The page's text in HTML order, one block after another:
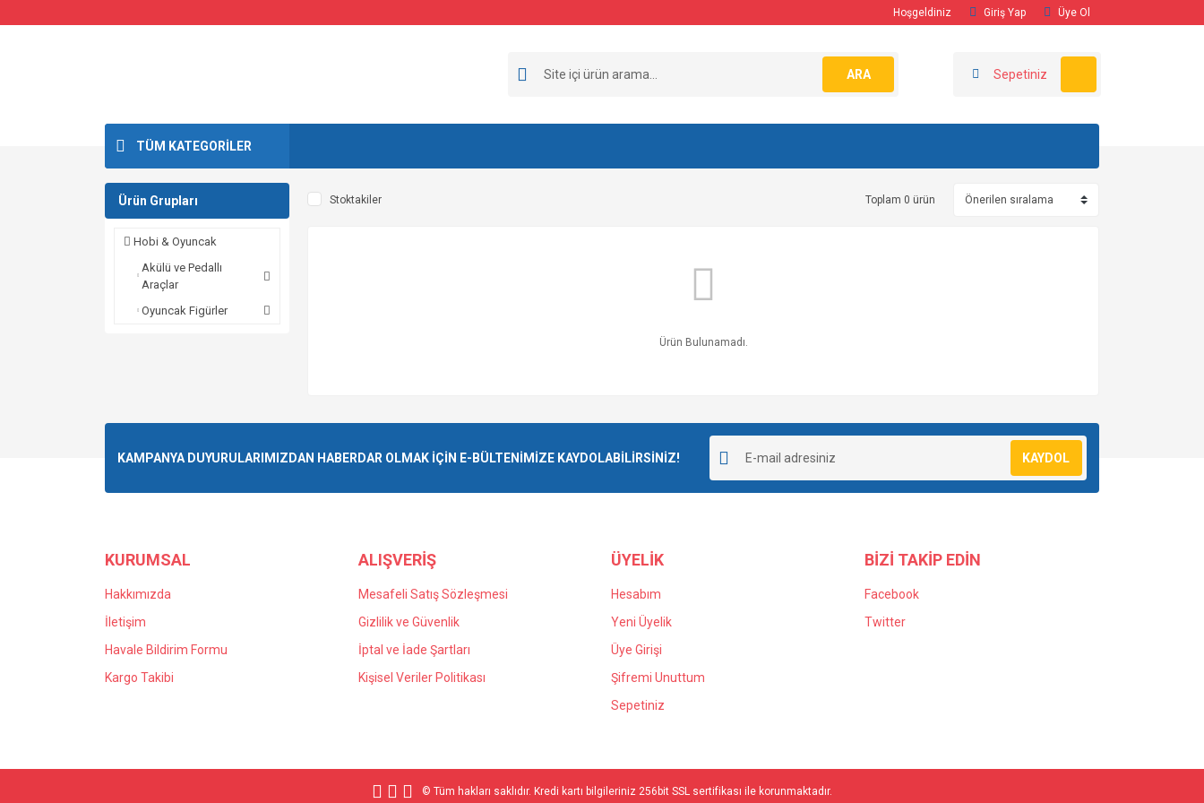
Hoşgeldiniz Giriş Yap Üye Ol
ARA Sepetiniz
TÜM KATEGORİLER
Ürün Grupları
Hobi & Oyuncak
Akülü ve Pedallı
Araçlar
Oyuncak Figürler
Stoktakiler Toplam 0 ürün
Ürün Bulunamadı.
KAMPANYA DUYURULARIMIZDAN HABERDAR OLMAK İÇİN E-BÜLTENİMİZE KAYDOLABİLİRSİNİZ! KAYDOL
KURUMSAL
Hakkımızda
İletişim
Havale Bildirim Formu
Kargo Takibi
ALIŞVERİŞ
Mesafeli Satış Sözleşmesi
Gizlilik ve Güvenlik
İptal ve İade Şartları
Kişisel Veriler Politikası
ÜYELİK
Hesabım
Yeni Üyelik
Üye Girişi
Şifremi Unuttum
Sepetiniz
BİZİ TAKİP EDİN
Facebook
Twitter
© Tüm hakları saklıdır. Kredi kartı bilgileriniz 256bit SSL sertifikası ile korunmaktadır.